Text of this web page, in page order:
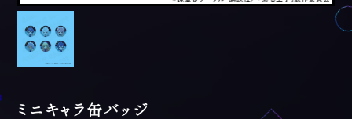
ミニキャラ缶バッジ